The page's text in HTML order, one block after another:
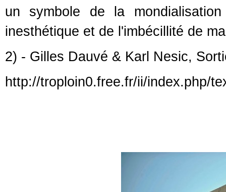
un symbole de la
inesthétique et de l'imbécillité de
2) - Gilles Dauvé & Karl Nesic,
http://troploin0.free.fr/ii/index.php/